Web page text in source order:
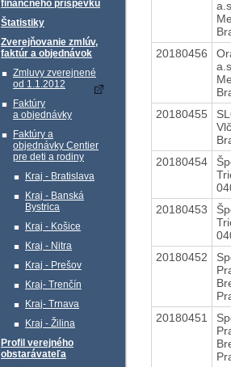
finančného príspevku
Štatistiky
Zverejňovanie zmlúv,
faktúr a objednávok
Zmluvy zverejnené
od 1.1.2012
Faktúry
a objednávky
Faktúry a
objednávky Centier
pre deti a rodiny
Kraj - Bratislava
Kraj - Banská
Bystrica
Kraj - Košice
Kraj - Nitra
Kraj - Prešov
Kraj- Trenčín
Kraj- Trnava
Kraj - Žilina
Profil verejného
obstarávateľa
a.s.
20180456
a.s.
20180455
20180454
20180453
20180452
20180451